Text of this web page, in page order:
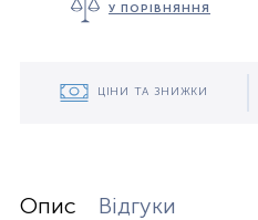
У ПОРІВНЯННЯ
ЦІНИ ТА ЗНИЖКИ
Опис Відгуки